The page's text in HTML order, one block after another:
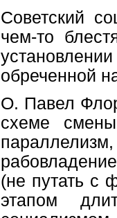
Советский
чем-то
обреченной
О. Павел
схеме
(не путать с
этапом